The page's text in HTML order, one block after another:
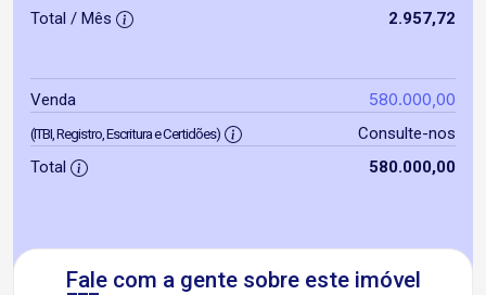
Total / Mês 2.957,72
Venda 580.000,00
(ITBI, Registro, Escritura e Certidões)
Consulte-nos
Total
580.000,00
Fale com a gente sobre este imóvel